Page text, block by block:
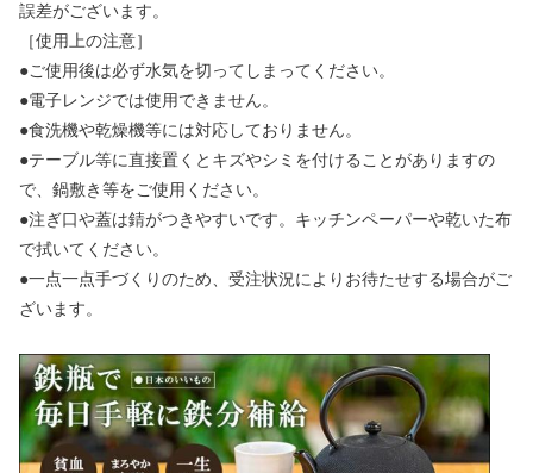
誤差がございます。
［使用上の注意］
●ご使用後は必ず水気を切ってしまってください。
●電子レンジでは使用できません。
●食洗機や乾燥機等には対応しておりません。
●テーブル等に直接置くとキズやシミを付けることがありますの
で、鍋敷き等をご使用ください。
●注ぎ口や蓋は錆がつきやすいです。キッチンペーパーや乾いた布
で拭いてください。
●一点一点手づくりのため、受注状況によりお待たせする場合がご
ざいます。